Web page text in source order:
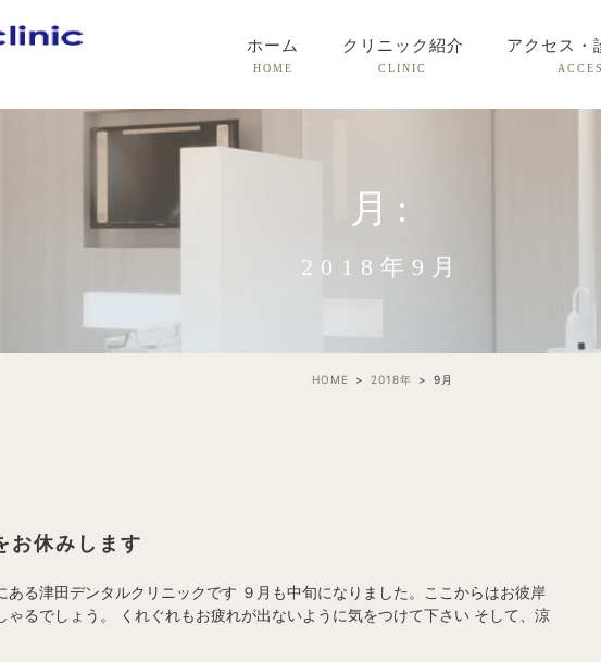
ホーム
HOME
クリニック紹介
CLINIC
アクセス・
月:
2018年9月
HOME 2018年 9 月
お休みします
ある津田デンタルクリニックです ９月も中旬になりました。ここからはお彼岸
ゃるでしょう。 くれぐれもお疲れが出ないように気をつけて下さい そして、涼